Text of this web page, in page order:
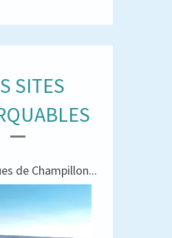
SITES
de Champillon...